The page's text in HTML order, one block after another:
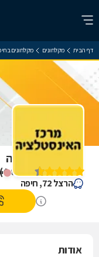
דף הבית מקלחונים מקלחונים
מרכז האינסטלציה
(
4.6
)
הרצל 72, חיפה
אודות